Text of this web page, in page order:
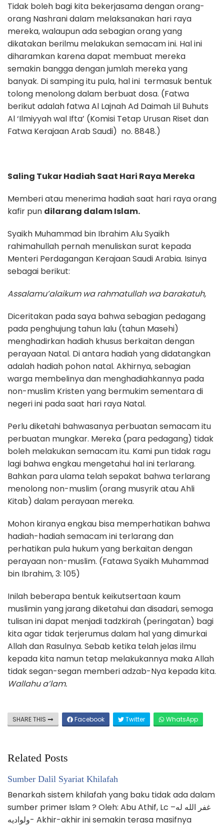
Tidak boleh bagi kita bekerjasama dengan orang-
orang Nashrani dalam melaksanakan hari raya
mereka, walaupun ada sebagian orang yang
dikatakan berilmu melakukan semacam ini. Hal ini
diharamkan karena dapat membuat mereka
semakin bangga dengan jumlah mereka yang
banyak. Di samping itu pula, hal ini termasuk bentuk
tolong menolong dalam berbuat dosa. (Fatwa
berikut adalah fatwa Al Lajnah Ad Daimah Lil Buhuts
Al ‘Ilmiyyah wal Ifta’ (Komisi Tetap Urusan Riset dan
Fatwa Kerajaan Arab Saudi) no. 8848.)
Saling Tukar Hadiah Saat Hari Raya Mereka
Memberi atau menerima hadiah saat hari raya orang
kafir pun dilarang dalam Islam.
Syaikh Muhammad bin Ibrahim Alu Syaikh
rahimahullah pernah menuliskan surat kepada
Menteri Perdagangan Kerajaan Saudi Arabia. Isinya
sebagai berikut:
Assalamu’alaikum wa rahmatullah wa barakatuh,
Diceritakan pada saya bahwa sebagian pedagang
pada penghujung tahun lalu (tahun Masehi)
menghadirkan hadiah khusus berkaitan dengan
perayaan Natal. Di antara hadiah yang didatangkan
adalah hadiah pohon natal. Akhirnya, sebagian
warga membelinya dan menghadiahkannya pada
non-muslim Kristen yang bermukim sementara di
negeri ini pada saat hari raya Natal.
Perlu diketahi bahwasanya perbuatan semacam itu
perbuatan mungkar. Mereka (para pedagang) tidak
boleh melakukan semacam itu. Kami pun tidak ragu
lagi bahwa engkau mengetahui hal ini terlarang.
Bahkan para ulama telah sepakat bahwa terlarang
menolong non-muslim (orang musyrik atau Ahli
Kitab) dalam perayaan mereka.
Mohon kiranya engkau bisa memperhatikan bahwa
hadiah-hadiah semacam ini terlarang dan
perhatikan pula hukum yang berkaitan dengan
perayaan non-muslim. (Fatawa Syaikh Muhammad
bin Ibrahim, 3: 105)
Inilah beberapa bentuk keikutsertaan kaum
muslimin yang jarang diketahui dan disadari, semoga
tulisan ini dapat menjadi tadzkirah (peringatan) bagi
kita agar tidak terjerumus dalam hal yang dimurkai
Allah dan Rasulnya. Sebab ketika telah jelas ilmu
kepada kita namun tetap melakukannya maka Allah
tidak segan-segan memberi adzab-Nya kepada kita.
Wallahu a’lam.
SHARE THIS Facebook Twitter WhatsApp
Related Posts
Sumber Dalil Syariat Khilafah
Benarkah sistem khilafah yang baku tidak ada dalam
sumber primer Islam ? Oleh: Abu Athif, Lc –غفر الله له
ولواديه- Akhir-akhir ini semakin terasa masifnya